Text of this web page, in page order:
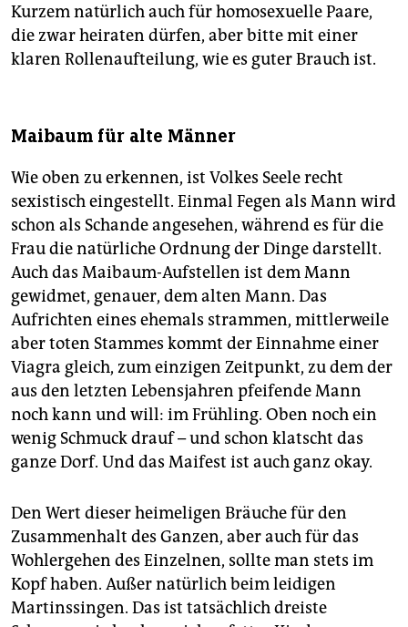
Kurzem natürlich auch für homosexuelle Paare,
die zwar heiraten dürfen, aber bitte mit einer
klaren Rollenaufteilung, wie es guter Brauch ist.
Maibaum für alte Männer
Wie oben zu erkennen, ist Volkes Seele recht
sexistisch eingestellt. Einmal Fegen als Mann wird
schon als Schande angesehen, während es für die
Frau die natürliche Ordnung der Dinge darstellt.
Auch das Maibaum-Aufstellen ist dem Mann
gewidmet, genauer, dem alten Mann. Das
Aufrichten eines ehemals strammen, mittlerweile
aber toten Stammes kommt der Einnahme einer
Viagra gleich, zum einzigen Zeitpunkt, zu dem der
aus den letzten Lebensjahren pfeifende Mann
noch kann und will: im Frühling. Oben noch ein
wenig Schmuck drauf – und schon klatscht das
ganze Dorf. Und das Maifest ist auch ganz okay.
Den Wert dieser heimeligen Bräuche für den
Zusammenhalt des Ganzen, aber auch für das
Wohlergehen des Einzelnen, sollte man stets im
Kopf haben. Außer natürlich beim leidigen
Martinssingen. Das ist tatsächlich dreiste